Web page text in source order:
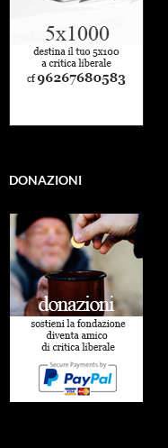
DONAZIONI